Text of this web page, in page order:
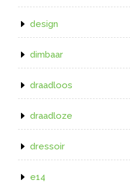
design
dimbaar
draadloos
draadloze
dressoir
e14